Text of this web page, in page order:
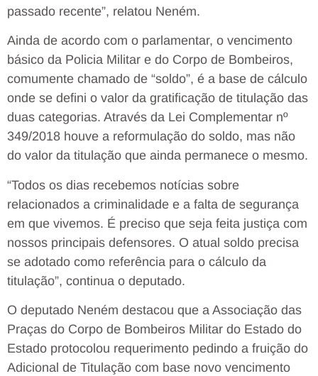
passado recente”, relatou Neném.
Ainda de acordo com o parlamentar, o vencimento
básico da Policia Militar e do Corpo de Bombeiros,
comumente chamado de “soldo”, é a base de cálculo
onde se defini o valor da gratificação de titulação das
duas categorias. Através da Lei Complementar nº
349/2018 houve a reformulação do soldo, mas não
do valor da titulação que ainda permanece o mesmo.
“Todos os dias recebemos notícias sobre
relacionados a criminalidade e a falta de segurança
em que vivemos. É preciso que seja feita justiça com
nossos principais defensores. O atual soldo precisa
se adotado como referência para o cálculo da
titulação”, continua o deputado.
O deputado Neném destacou que a Associação das
Praças do Corpo de Bombeiros Militar do Estado do
Estado protocolou requerimento pedindo a fruição do
Adicional de Titulação com base novo vencimento